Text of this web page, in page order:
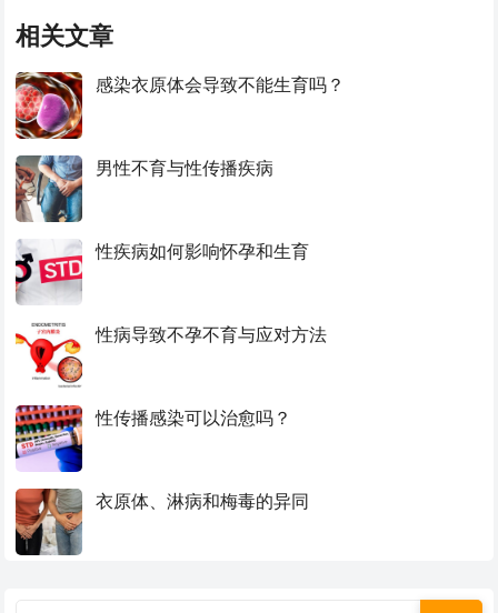
相关文章
感染衣原体会导致不能生育吗？
男性不育与性传播疾病
性疾病如何影响怀孕和生育
性病导致不孕不育与应对方法
性传播感染可以治愈吗？
衣原体、淋病和梅毒的异同